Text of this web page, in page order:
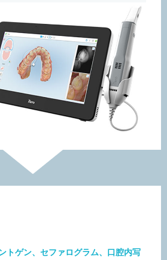
トゲン、セファログラム、口腔内写